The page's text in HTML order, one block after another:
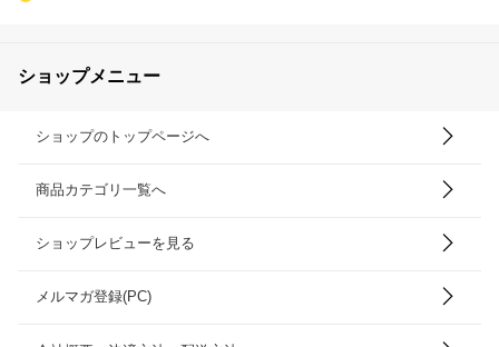
ショップメニュー
ショップのトップページへ
商品カテゴリ一覧へ
ショップレビューを見る
メルマガ登録(PC)